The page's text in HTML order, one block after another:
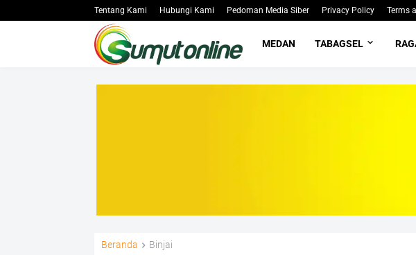
Tentang Kami Hubungi Kami Pedoman Media Siber Privacy Policy Terms
MEDAN TABAGSEL
Beranda Binjai